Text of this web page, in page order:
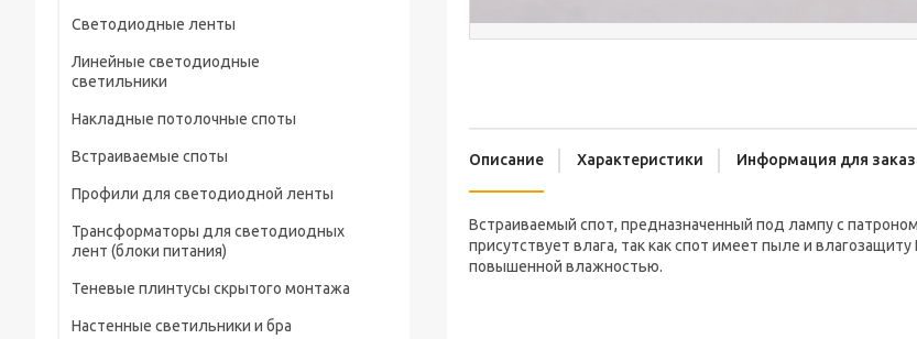
Описание Характеристики Информация для
Встраиваемый спот, предназначенный под лампу с
присутствует влага, так как спот имеет пыле и
повышенной влажностью.
Светодиодные ленты
Линейные светодиодные
светильники
Накладные потолочные споты
Встраиваемые споты
Профили для светодиодной ленты
Трансформаторы для светодиодных
лент (блоки питания)
Теневые плинтусы скрытого монтажа
Настенные светильники и бра